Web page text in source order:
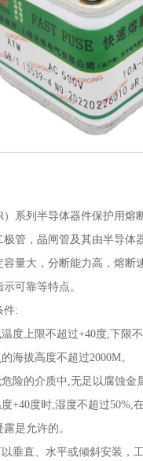
系列半导体器件保护用熔
极管，晶闸管及其由半导体
容量大，分断能力高，熔断
可靠等特点。
件:
度上限不超过+40度,下限
海拔高度不超过2000M。
险的介质中 ,无足以腐蚀金
+40度时,湿度不超过50%,
是允许的。
垂直、水平或倾斜安装，